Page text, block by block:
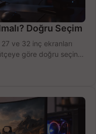
Doğru Seçim
ve 32 inç ekranları
göre doğru seçin,